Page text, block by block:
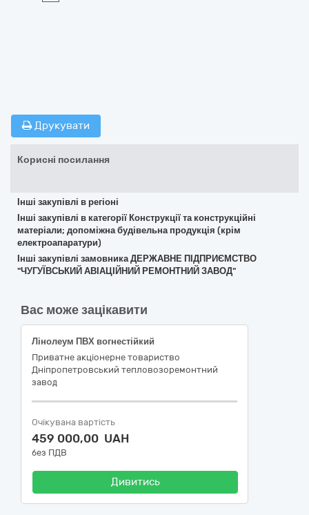
Друкувати
Корисні посилання
Інші закупівлі в регіоні
Інші закупівлі в категорії Конструкції та конструкційні
матеріали; допоміжна будівельна продукція (крім
електроапаратури)
Інші закупівлі замовника ДЕРЖАВНЕ ПІДПРИЄМСТВО
"ЧУГУЇВСЬКИЙ АВІАЦІЙНИЙ РЕМОНТНИЙ ЗАВОД"
Вас може зацікавити
Лінолеум ПВХ вогнестійкий
Приватне акцiонерне товариство
Днiпропетровський тепловозоремонтний
завод
Очікувана вартість
459 000,00 UAH
без ПДВ
Дивитись